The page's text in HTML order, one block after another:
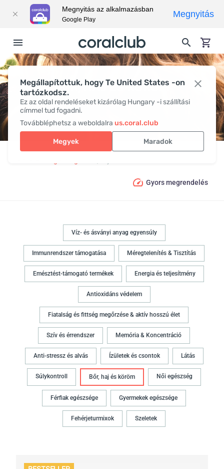
Megállapítottuk, hogy Te United States -on
tartózkodsz.
Ez az oldal rendeléseket kizárólag Hungary -i szállítási
címmel tud fogadni.
Továbbléphetsz a weboldalra us.coral.club
Megyek Maradok
BŐR, HAJ ÉS KÖRÖM
Gyors megrendelés
Víz- és ásványi anyag egyensúly
Immunrendszer támogatása Méregtelenítés & Tisztítás
Emésztést-támogató termékek Energia és teljesítmény
Antioxidáns védelem
Fiatalság és fittség megőrzése & aktív hosszú élet
Szív és érrendszer Memória & Koncentráció
Anti-stressz és alvás Ízületek és csontok Látás
Súlykontroll Bőr, haj és köröm Női egészség
Férfiak egészsége Gyermekek egészsége
Fehérjeturmixok Szeletek
Megnyitás az alkalmazásban
Google Play
Megnyitás